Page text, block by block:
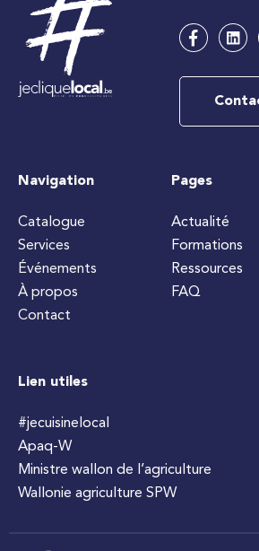
Navigation
Catalogue
Services
Événements
À propos
Contact
Pages
Actualité
Formations
Ressources
FAQ
Lien utiles
#jecuisinelocal
Apaq-W
Ministre wallon de l’agriculture
Wallonie agriculture SPW